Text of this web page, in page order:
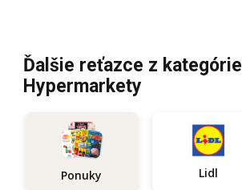
Ďalšie reťazce z kategórie
Hypermarkety
Ponuky Lidl